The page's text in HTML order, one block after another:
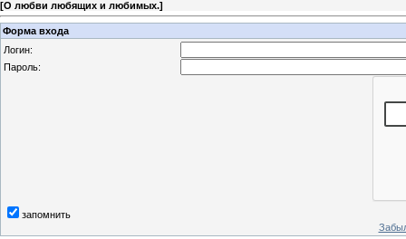
[О любви любящих и любимых.]
Форма входа
Логин:
Пароль:
запомнить